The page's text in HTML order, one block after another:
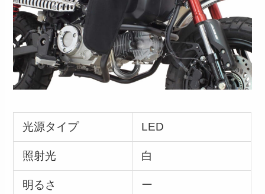
光源タイプ LED
照射光 白
明るさ ー